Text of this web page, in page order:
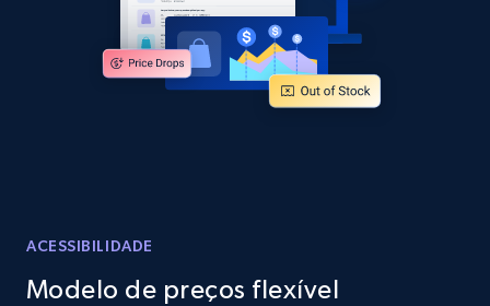
Home Depot US - Discover products by
specified URL
URL, Domain, Country code, Model number,
ACESSIBILIDADE
Modelo de preços flexível